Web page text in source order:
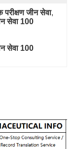
परीक्षण जीन सेवा,
सेवा 100
सेवा 100